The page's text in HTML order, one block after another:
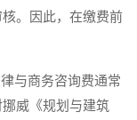
。因此，在缴费前
与商务咨询费通常
威《规划与建筑